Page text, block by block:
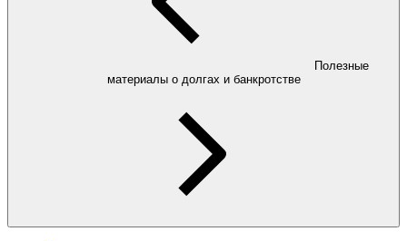
Полезные
материалы о долгах и банкротстве